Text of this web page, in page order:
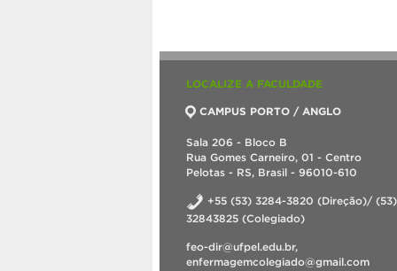
LOCALIZE A FACULDADE
CAMPUS PORTO / ANGLO
Sala 206 - Bloco B
Rua Gomes Carneiro, 01 - Centro
Pelotas - RS, Brasil - 96010-610
+55 (53) 3284-3820 (Direção)/ (53)
32843825 (Colegiado)
feo-dir@ufpel.edu.br,
enfermagemcolegiado@gmail.com